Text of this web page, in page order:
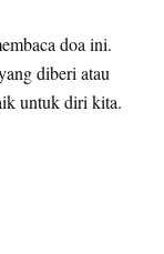
doa ini.
diberi atau
untuk diri kita.